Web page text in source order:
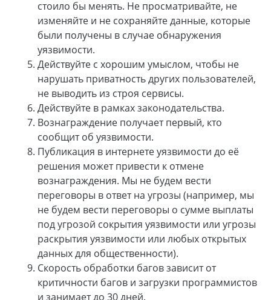
стоило бы менять. Не просматривайте, не
изменяйте и не сохраняйте данные, которые
были получены в случае обнаружения
уязвимости.
Действуйте с хорошим умыслом, чтобы не
нарушать приватность других пользователей,
не выводить из строя сервисы.
Действуйте в рамках законодательства.
Вознаграждение получает первый, кто
сообщит об уязвимости.
Публикация в интернете уязвимости до её
решения может привести к отмене
вознаграждения. Мы не будем вести
переговоры в ответ на угрозы (например, мы
не будем вести переговоры о сумме выплаты
под угрозой сокрытия уязвимости или угрозы
раскрытия уязвимости или любых открытых
данных для общественности).
Скорость обработки багов зависит от
критичности багов и загрузки программистов
и занимает до 30 дней.